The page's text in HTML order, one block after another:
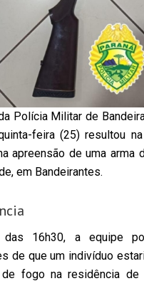
Polícia Militar de
feira (25) resultou
apreensão de uma arma
em Bandeirantes.
16h30, a equipe
de que um indivíduo
de fogo na residência de